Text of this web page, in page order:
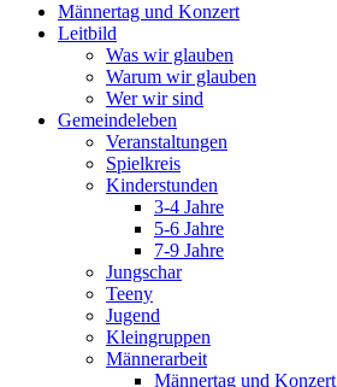
Männertag und Konzert
Leitbild
Was wir glauben
Warum wir glauben
Wer wir sind
Gemeindeleben
Veranstaltungen
Spielkreis
Kinderstunden
3-4 Jahre
5-6 Jahre
7-9 Jahre
Jungschar
Teeny
Jugend
Kleingruppen
Männerarbeit
Männertag und Konzert